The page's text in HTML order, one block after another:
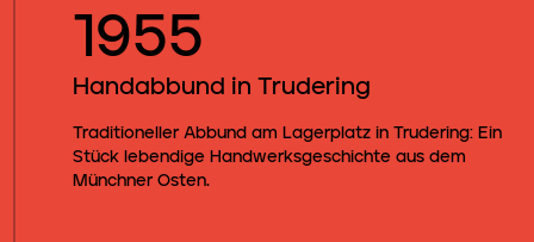
1955
Handabbund in Trudering
Traditioneller Abbund am Lagerplatz in Trudering: Ein
Stück lebendige Handwerksgeschichte aus dem
Münchner Osten.